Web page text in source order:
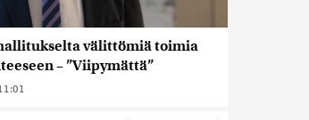
välittömiä toimia
– ”Viipymättä”